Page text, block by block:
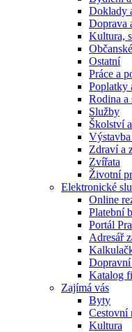
Doklady
Doprava
Kultura,
Ostatní
Práce a
Poplatky
Rodina a
Služby
Školství
Výstavba
Zdraví a
Zvířata
Životní
Elektronické
Online
Platební
Portál
Adresář
Dopravní
Katalog
Zajímá vás
Byty
Cestovní
Kultura